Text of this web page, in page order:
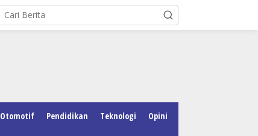
Otomotif Pendidikan Teknologi Opini